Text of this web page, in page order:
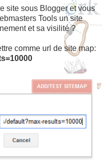
site sous Blogger et vous
Tools un site
et sa visilité ?
comme url de site map: